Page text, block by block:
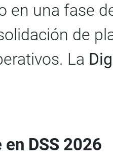
en una fase
de
La
DSS 2026